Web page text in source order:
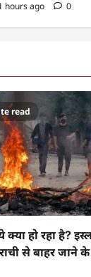
hours ago 0
read
क्या हो रहा है?
से बाहर जाने